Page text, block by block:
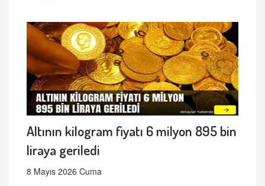
Altının kilogram fiyatı 6 milyon 895 bin
liraya geriledi
8 Mayıs 2026 Cuma